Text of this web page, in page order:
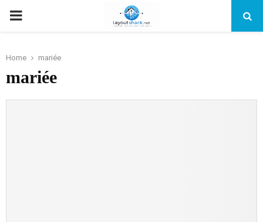
PRIMARY
Home mariée
mariée